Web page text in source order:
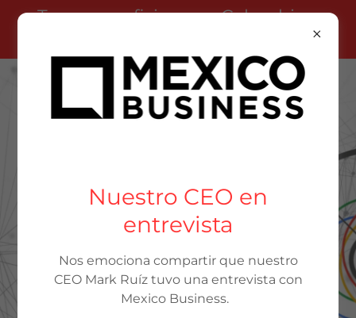
Tenemos oficinas en Colombia y
Connectingology
RECLUTAMIENTO,
HEADHUNTING &
RPO
Conectando el mejor talento con
Nuestro CEO en
entrevista
Nos emociona compartir que nuestro
CEO Mark Ruíz tuvo una entrevista con
Mexico Business.